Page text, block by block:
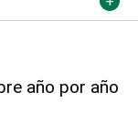
año por año